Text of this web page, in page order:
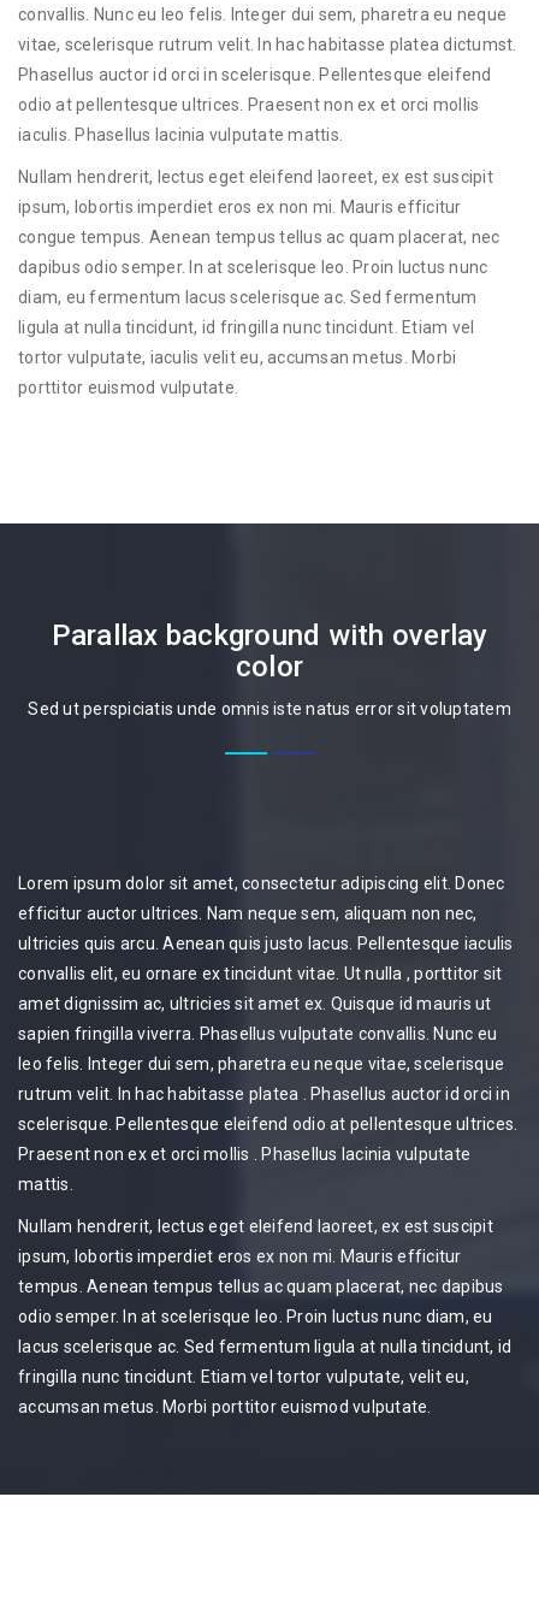
convallis. Nunc eu leo felis. Integer dui sem, pharetra eu neque
vitae, scelerisque rutrum velit. In hac habitasse platea dictumst.
Phasellus auctor id orci in scelerisque. Pellentesque eleifend
odio at pellentesque ultrices. Praesent non ex et orci mollis
iaculis. Phasellus lacinia vulputate mattis.
Nullam hendrerit, lectus eget eleifend laoreet, ex est suscipit
ipsum, lobortis imperdiet eros ex non mi. Mauris efficitur
congue tempus. Aenean tempus tellus ac quam placerat, nec
dapibus odio semper. In at scelerisque leo. Proin luctus nunc
diam, eu fermentum lacus scelerisque ac. Sed fermentum
ligula at nulla tincidunt, id fringilla nunc tincidunt. Etiam vel
tortor vulputate, iaculis velit eu, accumsan metus. Morbi
porttitor euismod vulputate.
Parallax background with overlay
color
Sed ut perspiciatis unde omnis iste natus error sit voluptatem
Lorem ipsum dolor sit amet, consectetur adipiscing elit. Donec
efficitur auctor ultrices. Nam neque sem, aliquam non nec,
ultricies quis arcu. Aenean quis justo lacus. Pellentesque iaculis
convallis elit, eu ornare ex tincidunt vitae. Ut nulla , porttitor sit
amet dignissim ac, ultricies sit amet ex. Quisque id mauris ut
sapien fringilla viverra. Phasellus vulputate convallis. Nunc eu
leo felis. Integer dui sem, pharetra eu neque vitae, scelerisque
rutrum velit. In hac habitasse platea . Phasellus auctor id orci in
scelerisque. Pellentesque eleifend odio at pellentesque ultrices.
Praesent non ex et orci mollis . Phasellus lacinia vulputate
mattis.
Nullam hendrerit, lectus eget eleifend laoreet, ex est suscipit
ipsum, lobortis imperdiet eros ex non mi. Mauris efficitur
tempus. Aenean tempus tellus ac quam placerat, nec dapibus
odio semper. In at scelerisque leo. Proin luctus nunc diam, eu
lacus scelerisque ac. Sed fermentum ligula at nulla tincidunt, id
fringilla nunc tincidunt. Etiam vel tortor vulputate, velit eu,
accumsan metus. Morbi porttitor euismod vulputate.